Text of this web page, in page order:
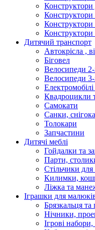
Конструктори
Конструктори
Конструктори
Конструктори
Дитячий транспорт
Автокрісла ,
Біговел
Велосипеди 2-
Велосипеди 3-
Квадроцикли
Самокати
Санки,
Толокари
Запчастини
Дитячі меблі
Гойдалки та
Парти,
Стільчики
Килимки,
Ліжка та
Іграшки для
Брязкальця та
Нічники,
Ігрові